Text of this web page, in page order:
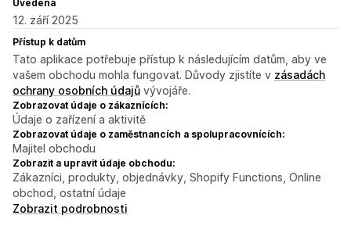
Uvedena
12. září 2025
Přístup k datům
Tato aplikace potřebuje přístup k následujícím datům, aby ve
vašem obchodu mohla fungovat. Důvody zjistíte v zásadách
ochrany osobních údajů vývojáře.
Zobrazovat údaje o zákaznících:
Údaje o zařízení a aktivitě
Zobrazovat údaje o zaměstnancích a spolupracovnících:
Majitel obchodu
Zobrazit a upravit údaje obchodu:
Zákazníci, produkty, objednávky, Shopify Functions, Online
obchod, ostatní údaje
Zobrazit podrobnosti